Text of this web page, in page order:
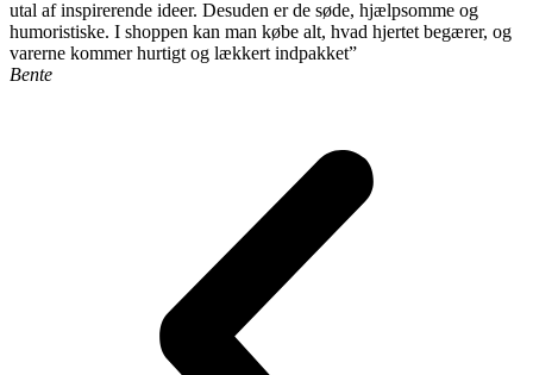
utal af inspirerende ideer. Desuden er de søde, hjælpsomme og
humoristiske. I shoppen kan man købe alt, hvad hjertet begærer, og
varerne kommer hurtigt og lækkert indpakket”
Bente